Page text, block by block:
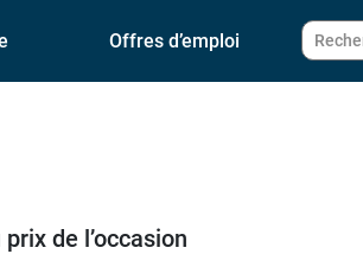
Offres d’emploi
de l’occasion